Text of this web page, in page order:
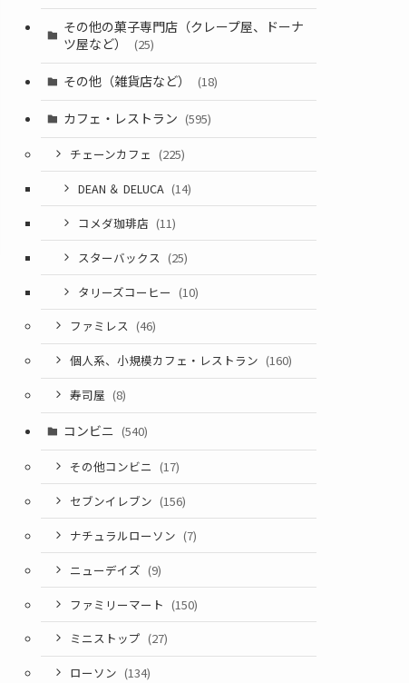
その他の菓子専門店（クレープ屋、ドーナ
ツ屋など）
(25)
その他（雑貨店など） (18)
カフェ・レストラン (595)
チェーンカフェ (225)
DEAN ＆ DELUCA (14)
コメダ珈琲店 (11)
スターバックス (25)
タリーズコーヒー (10)
ファミレス (46)
個人系、小規模カフェ・レストラン (160)
寿司屋 (8)
コンビニ (540)
その他コンビニ (17)
セブンイレブン (156)
ナチュラルローソン (7)
ニューデイズ (9)
ファミリーマート (150)
ミニストップ (27)
ローソン (134)